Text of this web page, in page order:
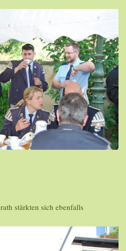
stärkten sich ebenfalls